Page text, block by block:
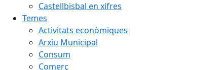
Castellbisbal en xifres
Temes
Activitats econòmiques
Arxiu Municipal
Consum
Comerç